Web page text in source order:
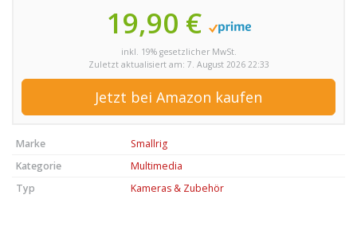
19,90 €
inkl. 19% gesetzlicher MwSt.
Zuletzt aktualisiert am: 7. August 2026 22:33
Jetzt bei Amazon kaufen
Marke
Smallrig
Kategorie
Multimedia
Typ
Kameras & Zubehör